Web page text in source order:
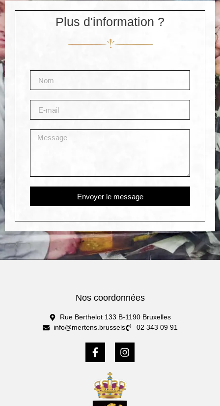
Plus d'information ?
Envoyer le message
Nos coordonnées
Rue Berthelot 133 B-1190 Bruxelles
info@mertens.brussels
02 343 09 91